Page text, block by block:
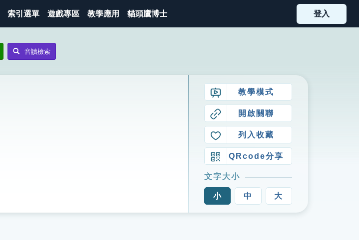
索引選單 遊戲專區 教學應用 貓頭鷹博士 登入
音讀檢索
教學模式
開啟關聯
列入收藏
QRcode分享
文字大小
小 中 大